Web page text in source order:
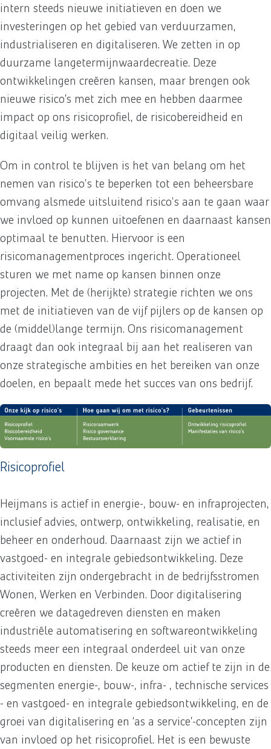
intern steeds nieuwe initiatieven en doen we
investeringen op het gebied van verduurzamen,
industrialiseren en digitaliseren. We zetten in op
duurzame langetermijnwaardecreatie. Deze
ontwikkelingen creëren kansen, maar brengen ook
nieuwe risico’s met zich mee en hebben daarmee
impact op ons risicoprofiel, de risicobereidheid en
digitaal veilig werken.
Om in control te blijven is het van belang om het
nemen van risico's te beperken tot een beheersbare
omvang alsmede uitsluitend risico's aan te gaan waar
we invloed op kunnen uitoefenen en daarnaast kansen
optimaal te benutten. Hiervoor is een
risicomanagementproces ingericht. Operationeel
sturen we met name op kansen binnen onze
projecten. Met de (herijkte) strategie richten we ons
met de initiatieven van de vijf pijlers op de kansen op
de (middel)lange termijn. Ons risicomanagement
draagt dan ook integraal bij aan het realiseren van
onze strategische ambities en het bereiken van onze
doelen, en bepaalt mede het succes van ons bedrijf.
Risicoprofiel
Heijmans is actief in energie-, bouw- en infraprojecten,
inclusief advies, ontwerp, ontwikkeling, realisatie, en
beheer en onderhoud. Daarnaast zijn we actief in
vastgoed- en integrale gebiedsontwikkeling. Deze
activiteiten zijn ondergebracht in de bedrijfsstromen
Wonen, Werken en Verbinden. Door digitalisering
creëren we datagedreven diensten en maken
industriële automatisering en softwareontwikkeling
steeds meer een integraal onderdeel uit van onze
producten en diensten. De keuze om actief te zijn in de
segmenten energie-, bouw-, infra- , technische services
- en vastgoed- en integrale gebiedsontwikkeling, en de
groei van digitalisering en ‘as a service’-concepten zijn
van invloed op het risicoprofiel. Het is een bewuste